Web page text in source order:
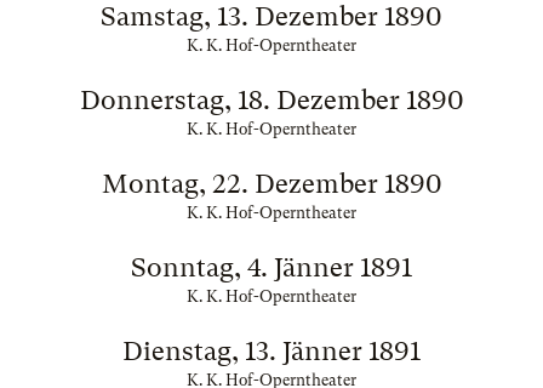
Samstag, 13. Dezember 1890
K. K. Hof-Operntheater
Donnerstag, 18. Dezember 1890
K. K. Hof-Operntheater
Montag, 22. Dezember 1890
K. K. Hof-Operntheater
Sonntag, 4. Jänner 1891
K. K. Hof-Operntheater
Dienstag, 13. Jänner 1891
K. K. Hof-Operntheater